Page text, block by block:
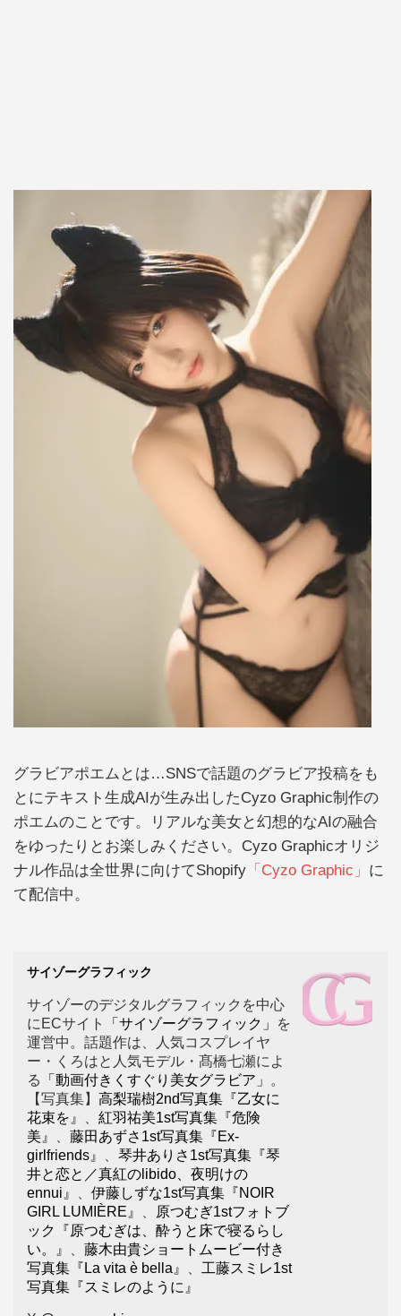
グラビアポエムとは…SNSで話題のグラビア投稿をも
とにテキスト生成AIが生み出したCyzo Graphic制作の
ポエムのことです。リアルな美女と幻想的なAIの融合
をゆったりとお楽しみください。Cyzo Graphicオリジ
ナル作品は全世界に向けてShopify 「Cyzo Graphic」 に
て配信中。
サイゾーグラフィック
サイゾーのデジタルグラフィックを中心
にECサイト
「サイゾーグラフィック」
を
運営中。話題作は、人気コスプレイヤ
ー・くろはと人気モデル・髙橋七瀬によ
る
「動画付きくすぐり美女グラビア」
。
【写真集】 高梨瑞樹2nd写真集『乙女に
花束を』
紅羽祐美1st写真集『危険
美』
藤田あずさ1st写真集『Ex-
girlfriends』
琴井ありさ1st写真集『琴
井と恋と／真紅のlibido、夜明けの
ennui』
伊藤しずな1st写真集『NOIR
GIRL LUMIÈRE』
原つむぎ1stフォトブ
ック『原つむぎは、酔うと床で寝るらし
い。』
藤木由貴ショートムービー付き
写真集『La vita è bella』
工藤スミレ1st
写真集『スミレのように』